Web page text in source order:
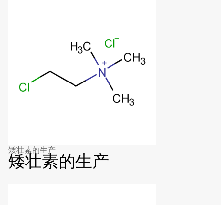
矮壮素的生产
矮壮素的生产